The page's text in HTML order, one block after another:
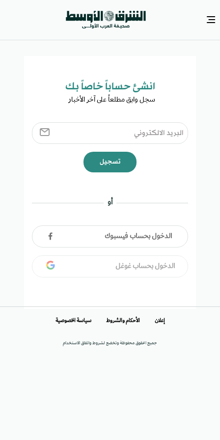
انشئ حساباً خاصاً بك​
سجل وابق مطلعاً على آخر الأخبار ​
تسجيل
أو
الدخول بحساب فيسبوك
الدخول بحساب غوغل
جميع الحقوق محفوظة وتخضع لشروط واتفاق الاستخدام
إعلان الأحكام والشروط سياسة الخصوصية